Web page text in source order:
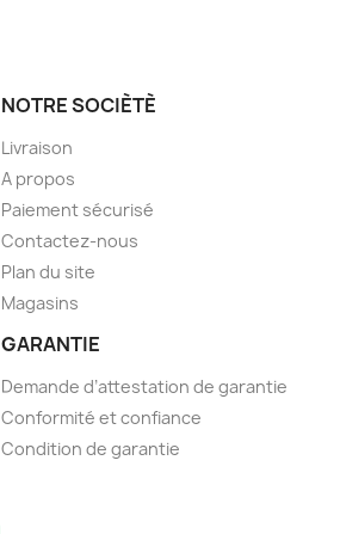
NOTRE SOCIÈTÈ
Livraison
A propos
Paiement sécurisé
Contactez-nous
Plan du site
Magasins
GARANTIE
Demande d’attestation de garantie
Conformité et confiance
Condition de garantie